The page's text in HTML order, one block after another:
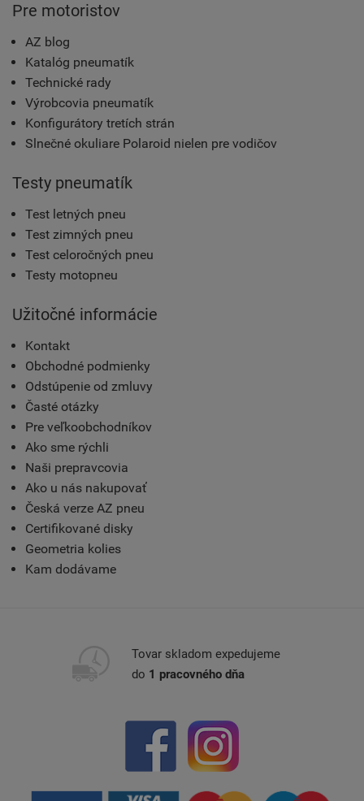
Pre motoristov
AZ blog
Katalóg pneumatík
Technické rady
Výrobcovia pneumatík
Konfigurátory tretích strán
Slnečné okuliare Polaroid nielen pre vodičov
Testy pneumatík
Test letných pneu
Test zimných pneu
Test celoročných pneu
Testy motopneu
Užitočné informácie
Kontakt
Obchodné podmienky
Odstúpenie od zmluvy
Časté otázky
Pre veľkoobchodníkov
Ako sme rýchli
Naši prepravcovia
Ako u nás nakupovať
Česká verze AZ pneu
Certifikované disky
Geometria kolies
Kam dodávame
Tovar skladom expedujeme
do 1 pracovného dňa